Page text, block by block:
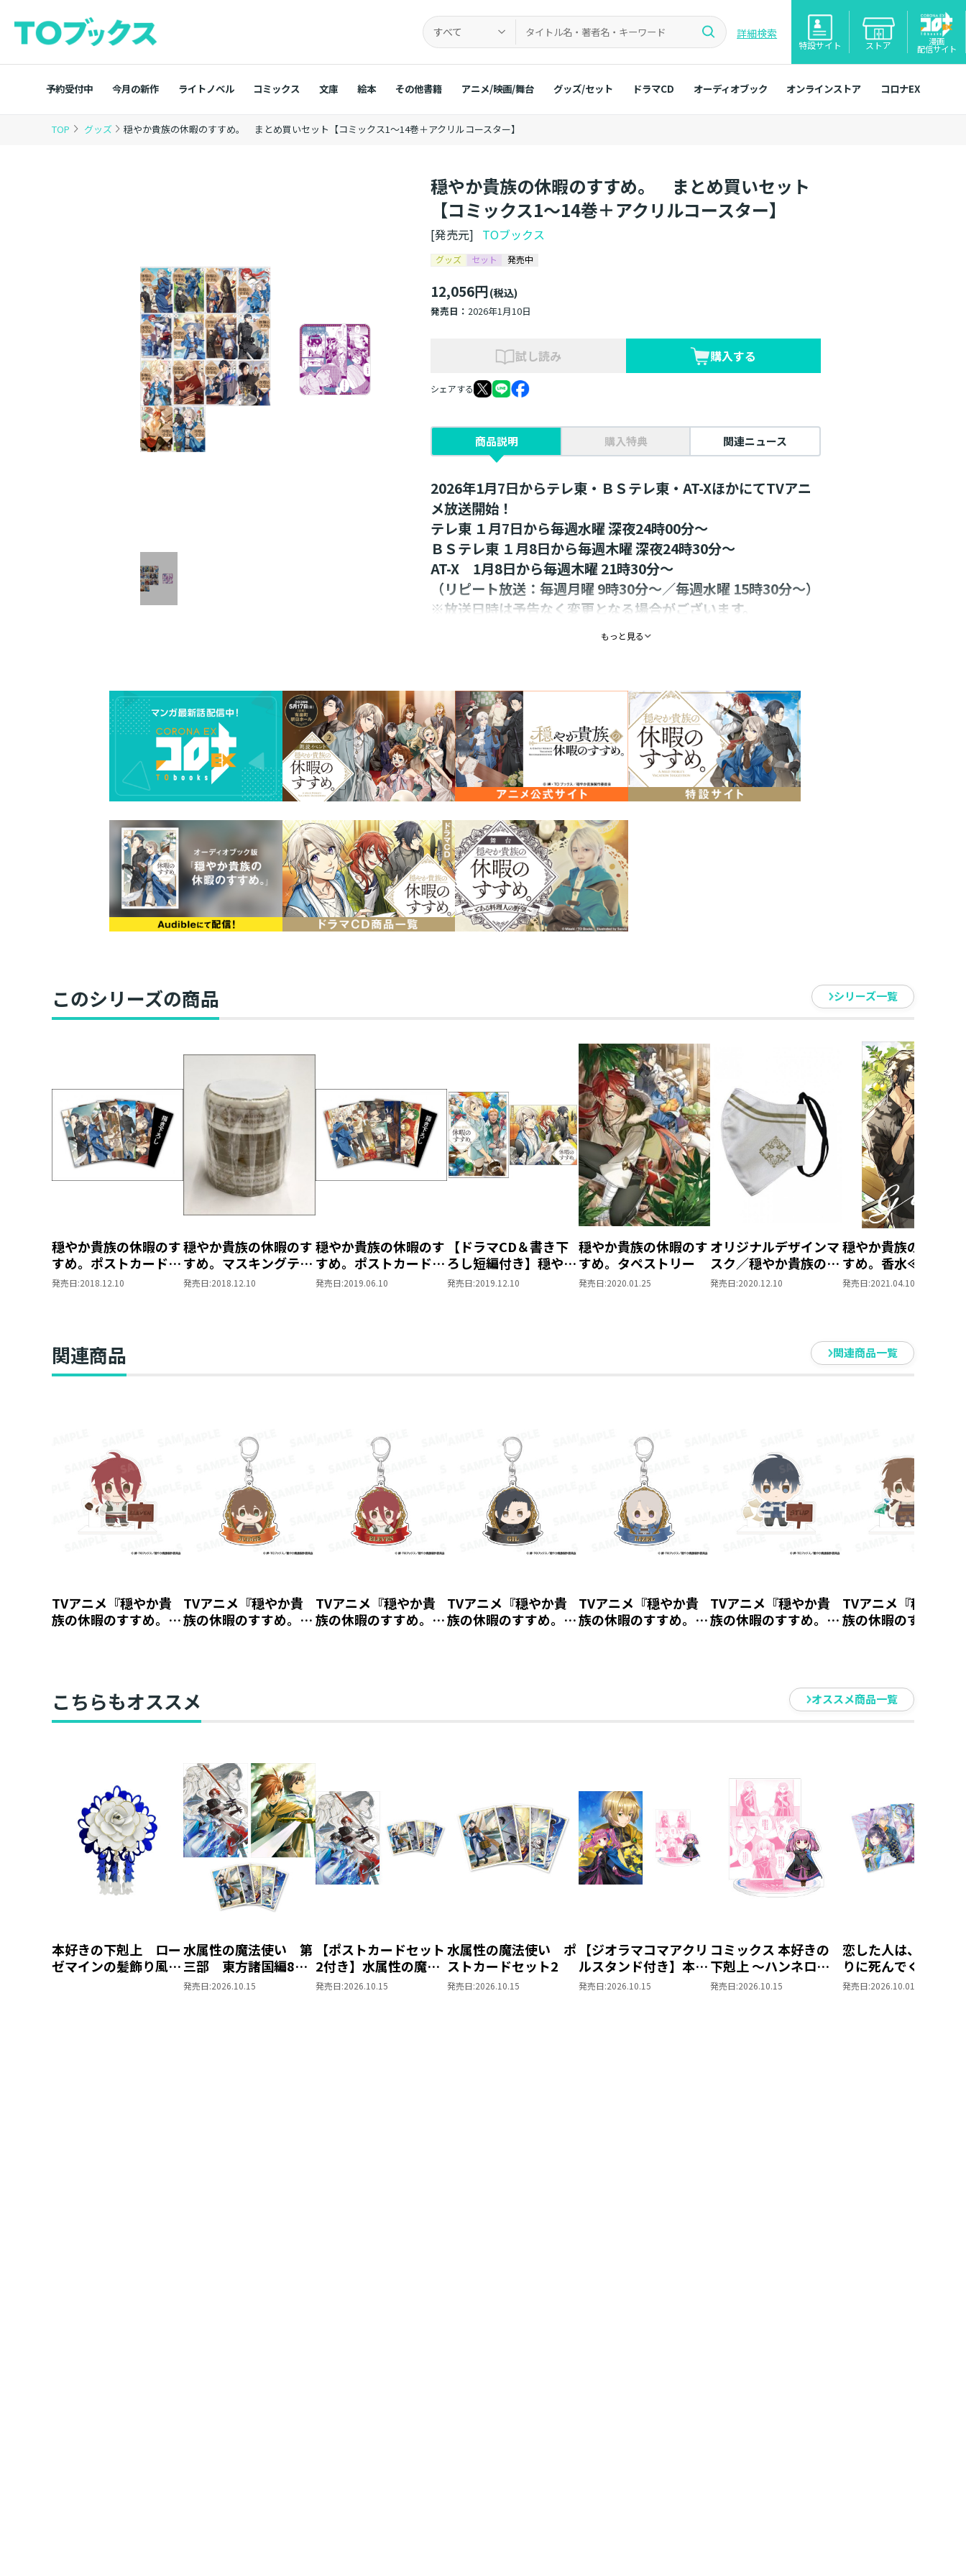
すべて 詳細検索
特設サイト ストア 漫画
配信サイト
予約受付中 今月の新作 ライトノベル コミックス 文庫 絵本 その他書籍 アニメ/映画/舞台 グッズ/セット ドラマCD オーディオブック オンラインストア コロナEX
TOP グッズ 穏やか貴族の休暇のすすめ。 まとめ買いセット【コミックス1～14巻＋アクリルコースター】
穏やか貴族の休暇のすすめ。 まとめ買いセット
【コミックス1～14巻＋アクリルコースター】
[発売元] TOブックス
グッズ セット 発売中
12,056円(税込)
発売日：2026年1月10日
試し読み 購入する
シェアする
商品説明 購入特典 関連ニュース
2026年1月7日からテレ東・ＢＳテレ東・AT-XほかにてTVアニ
メ放送開始！
テレ東 １月7日から毎週水曜 深夜24時00分～
ＢＳテレ東 １月8日から毎週木曜 深夜24時30分～
AT-X 1月8日から毎週木曜 21時30分～
（リピート放送：毎週月曜 9時30分～／毎週水曜 15時30分～）
※放送日時は予告なく変更となる場合がございます。
テレ東 １月7日から毎週水曜 深夜24時00分～
ＢＳテレ東 １月8日から毎週木曜 深夜24時30分～
AT-X 毎週木曜 21時30分～
（リピート放送：毎週月曜 9時30分～／毎週水曜 15時30分～）
※放送日時は予告なく変更となる場合がございます。
単品購入価格￥13,156（税込）⇒ セット特別価格
￥12,056（税込）！
こちらの商品は「穏やか貴族の休暇のすすめ。」のコミックス1～14巻、ア
クリルコースターのセットです。
単品でご購入いただいても内容は変わりません。
＜セット内容＞
セット内容 ： 1．コミックス1～14巻＋TOブックスオンラインス
2．アクリルコースター
書籍体裁 ： 単行本・ソフトカバー
発行元 ： TOブックス
著 ： 岬
漫画 ： 百地
キャラクター原案 ： さんど
＜アクリルコースター仕様＞
仕様 ： 5枚1セット
素材 ： アクリル
サイズ ： 90mm×90mm×2mm
イラスト ： 百地
もっと見る
このシリーズの商品 シリーズ一覧
穏やか貴族の休暇のす
すめ。ポストカードセ
ット
発売日:2018.12.10
穏やか貴族の休暇のす
すめ。マスキングテー
プセット
発売日:2018.12.10
穏やか貴族の休暇のす
すめ。ポストカードセ
ット2
発売日:2019.06.10
【ドラマCD＆書き下
ろし短編付き】穏やか
貴族の休暇のすすめ。
発売日:2019.12.10
穏やか貴族の休暇のす
すめ。タペストリー
発売日:2020.01.25
オリジナルデザインマ
スク／穏やか貴族の休
暇のすすめ。
発売日:2020.12.10
穏やか貴族の休暇の
すめ。香水≪ジルモ
ル≫
発売日:2021.04.10
関連商品 関連商品一覧
TVアニメ『穏やか貴
族の休暇のすすめ。』
TVアニメ『穏やか貴
族の休暇のすすめ。』
TVアニメ『穏やか貴
族の休暇のすすめ。』
TVアニメ『穏やか貴
族の休暇のすすめ。』
TVアニメ『穏やか貴
族の休暇のすすめ。』
TVアニメ『穏やか貴
族の休暇のすすめ。』
TVアニメ『穏やか貴
族の休暇のすすめ。
こちらもオススメ オススメ商品一覧
本好きの下剋上 ロー
ゼマインの髪飾り風ブ
水属性の魔法使い 第
三部 東方諸国編8
同時発売まとめ買いセ
発売日:2026.10.15
【ポストカードセット
2付き】水属性の魔法
使い 第三部 東方諸
発売日:2026.10.15
水属性の魔法使い ポ
ストカードセット2
発売日:2026.10.15
【ジオラマコマアクリ
ルスタンド付き】本好
きの下剋上 ～ハンネ
発売日:2026.10.15
コミックス 本好きの
下剋上 ～ハンネロー
レの貴族院五年生～
発売日:2026.10.15
恋した人は、妹の代
りに死んでくれと言
た。＠COMIC ポス
発売日:2026.10.01